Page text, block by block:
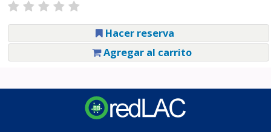
Hacer reserva
Agregar al carrito